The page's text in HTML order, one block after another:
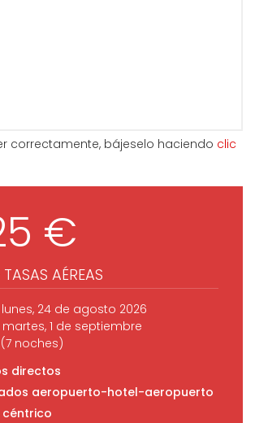
correctamente, bájeselo haciendo clic
€
AÉREAS
24 de agosto 2026
martes, 1 de septiembre
noches)
directos
aeropuerto-hotel-aeropuerto
céntrico